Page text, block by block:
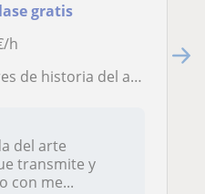
gratis
h
del arte nivel universidad
del arte
con me...